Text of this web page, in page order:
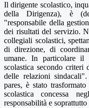
Il dirigente scolastico,
della Dirigenza), è
"responsabile della
dei risultati del servizio.
collegiali scolastici,
di direzione, di
umane. In particolare il
scolastica secondo
delle relazioni
pares, è stato
scolastica concessa
responsabilità e